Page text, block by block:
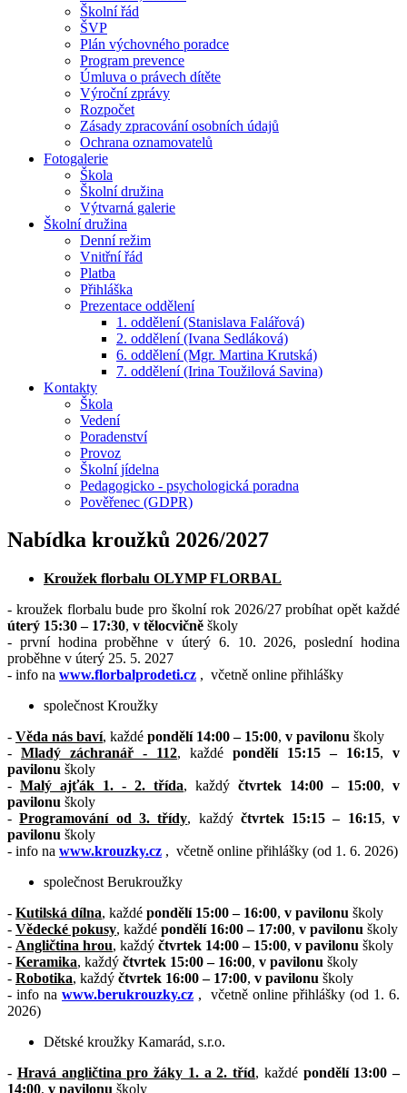
Školní řád
ŠVP
Plán výchovného poradce
Program prevence
Úmluva o právech dítěte
Výroční zprávy
Rozpočet
Zásady zpracování osobních údajů
Ochrana oznamovatelů
Fotogalerie
Škola
Školní družina
Výtvarná galerie
Školní družina
Denní režim
Vnitřní řád
Platba
Přihláška
Prezentace oddělení
1. oddělení (Stanislava Falářová)
2. oddělení (Ivana Sedláková)
6. oddělení (Mgr. Martina Krutská)
7. oddělení (Irina Toužilová Savina)
Kontakty
Škola
Vedení
Poradenství
Provoz
Školní jídelna
Pedagogicko - psychologická poradna
Pověřenec (GDPR)
Nabídka kroužků 2026/2027
Kroužek florbalu OLYMP FLORBAL
- kroužek florbalu bude pro školní rok 2026/27 probíhat opět každé
úterý 15:30 – 17:30, v tělocvičně školy
- první hodina proběhne v úterý 6. 10. 2026, poslední hodina
proběhne v úterý 25. 5. 2027
- info na www.florbalprodeti.cz , včetně online přihlášky
společnost Kroužky
- Věda nás baví, každé pondělí 14:00 – 15:00, v pavilonu školy
- Mladý záchranář - 112, každé pondělí 15:15 – 16:15, v
pavilonu školy
- Malý ajťák 1. - 2. třída, každý čtvrtek 14:00 – 15:00, v
pavilonu školy
-Programování od 3. třídy, každý čtvrtek 15:15 – 16:15,v
pavilonu školy
- info na www.krouzky.cz , včetně online přihlášky (od 1. 6. 2026)
společnost Berukroužky
- Kutilská dílna, každé pondělí 15:00 – 16:00, v pavilonu školy
- Vědecké pokusy, každé pondělí 16:00 – 17:00, v pavilonu školy
- Angličtina hrou, každý čtvrtek 14:00 – 15:00, v pavilonu školy
- Keramika, každý čtvrtek 15:00 – 16:00, v pavilonu školy
- Robotika, každý čtvrtek 16:00 – 17:00, v pavilonu školy
- info na www.berukrouzky.cz ,
včetně online přihlášky (od 1. 6.
2026)
Dětské kroužky Kamarád, s.r.o.
- Hravá angličtina pro žáky 1. a 2. tříd, každé pondělí 13:00 –
14:00, v pavilonu školy